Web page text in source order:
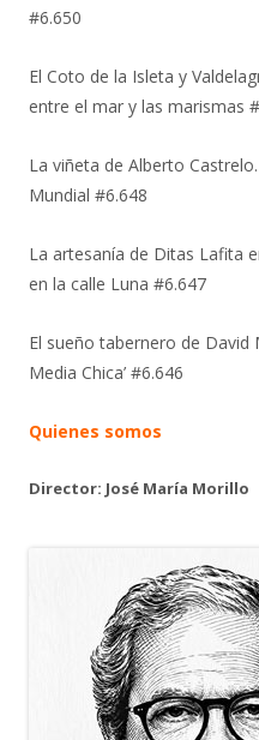
#6.650
El Coto de la Isleta y
entre el mar y las marismas
La viñeta de Alberto
Mundial #6.648
La artesanía de Ditas Lafita
en la calle Luna #6.647
El sueño tabernero de David
Media Chica’ #6.646
Quienes somos
Director: José María Morillo